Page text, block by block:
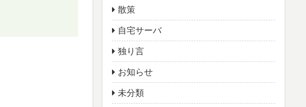
散策
自宅サーバ
独り言
お知らせ
未分類